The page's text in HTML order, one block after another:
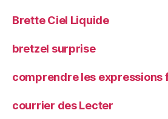
Brette Ciel Liquide
bretzel surprise
comprendre les expressions
courrier des Lecter